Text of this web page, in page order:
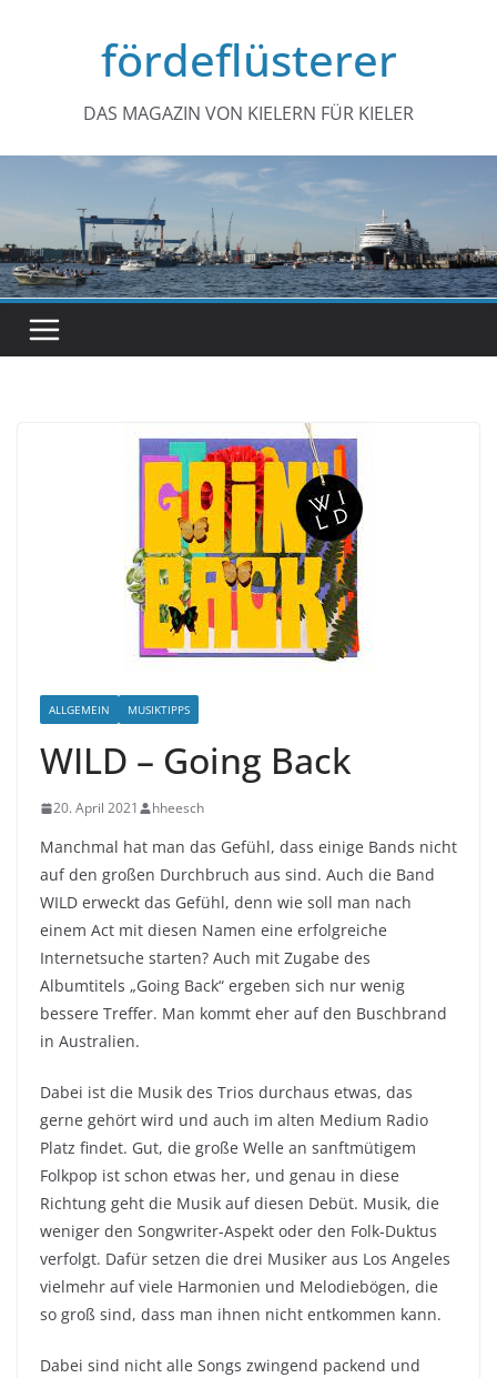
fördeflüsterer
DAS MAGAZIN VON KIELERN FÜR KIELER
ALLGEMEIN MUSIKTIPPS
WILD – Going Back
20. April 2021 hheesch
Manchmal hat man das Gefühl, dass einige Bands nicht
auf den großen Durchbruch aus sind. Auch die Band
WILD erweckt das Gefühl, denn wie soll man nach
einem Act mit diesen Namen eine erfolgreiche
Internetsuche starten? Auch mit Zugabe des
Albumtitels „Going Back“ ergeben sich nur wenig
bessere Treffer. Man kommt eher auf den Buschbrand
in Australien.
Dabei ist die Musik des Trios durchaus etwas, das
gerne gehört wird und auch im alten Medium Radio
Platz findet. Gut, die große Welle an sanftmütigem
Folkpop ist schon etwas her, und genau in diese
Richtung geht die Musik auf diesen Debüt. Musik, die
weniger den Songwriter-Aspekt oder den Folk-Duktus
verfolgt. Dafür setzen die drei Musiker aus Los Angeles
vielmehr auf viele Harmonien und Melodiebögen, die
so groß sind, dass man ihnen nicht entkommen kann.
Dabei sind nicht alle Songs zwingend packend und